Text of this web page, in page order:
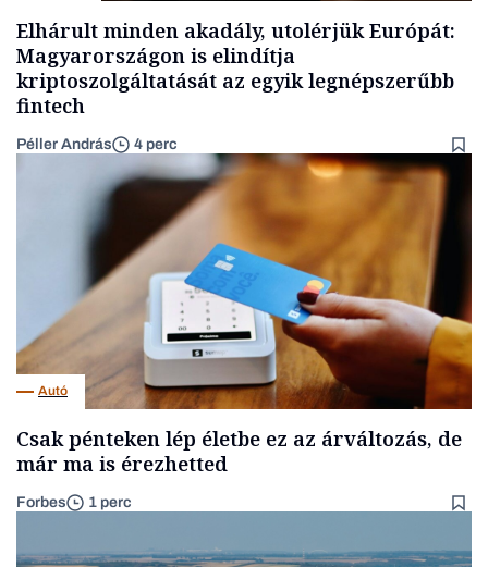
Elhárult minden akadály, utolérjük Európát:
Magyarországon is elindítja
kriptoszolgáltatását az egyik legnépszerűbb
fintech
Péller András 4 perc
Autó
Csak pénteken lép életbe ez az árváltozás, de
már ma is érezhetted
Forbes 1 perc